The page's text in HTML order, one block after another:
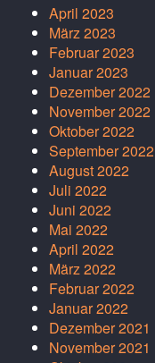
April 2023
März 2023
Februar 2023
Januar 2023
Dezember 2022
November 2022
Oktober 2022
September 2022
August 2022
Juli 2022
Juni 2022
Mai 2022
April 2022
März 2022
Februar 2022
Januar 2022
Dezember 2021
November 2021